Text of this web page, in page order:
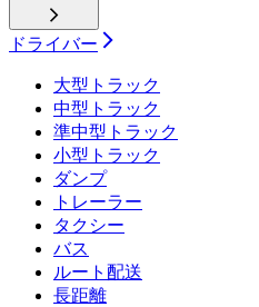
ドライバー
大型トラック
中型トラック
準中型トラック
小型トラック
ダンプ
トレーラー
タクシー
バス
ルート配送
長距離